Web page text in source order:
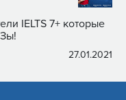
7+ которые
27.01.2021